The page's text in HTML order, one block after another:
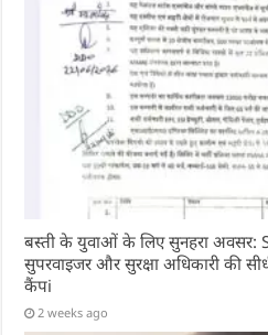
बस्ती के युवाओं के लिए सुनहरा अवसर:
सुपरवाइजर और सुरक्षा अधिकारी की
कैंपi
2 weeks ago